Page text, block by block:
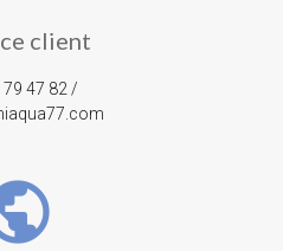
client
79 47 82 /